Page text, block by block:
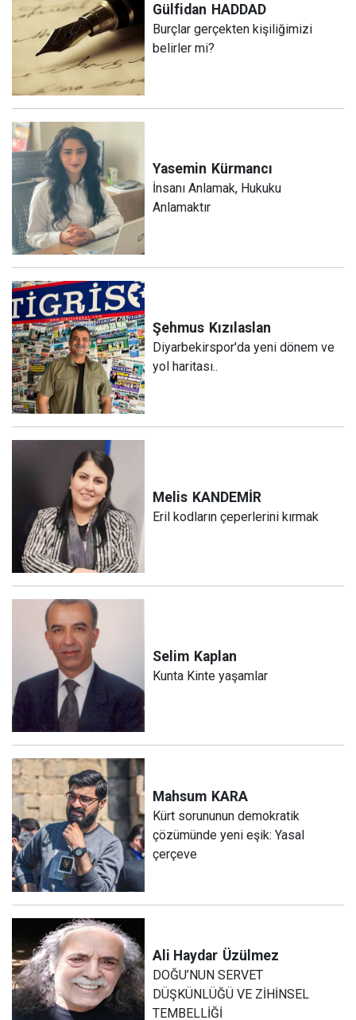
Gülfidan HADDAD
Burçlar gerçekten kişiliğimizi
belirler mi?
Yasemin Kürmancı
İnsanı Anlamak, Hukuku
Anlamaktır
Şehmus Kızılaslan
Diyarbekirspor'da yeni dönem ve
yol haritası..
Melis KANDEMİR
Eril kodların çeperlerini kırmak
Selim Kaplan
Kunta Kinte yaşamlar
Mahsum KARA
Kürt sorununun demokratik
çözümünde yeni eşik: Yasal
çerçeve
Ali Haydar Üzülmez
DOĞU’NUN SERVET
DÜŞKÜNLÜĞÜ VE ZİHİNSEL
TEMBELLİĞİ